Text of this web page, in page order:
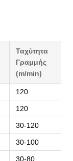
Ταχύτητα
Γραμμής
(m/min)
120
120
30-120
30-100
30-80